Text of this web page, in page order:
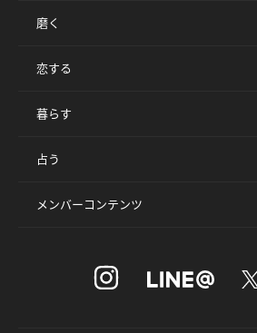
磨く
恋する
暮らす
占う
メンバーコンテンツ